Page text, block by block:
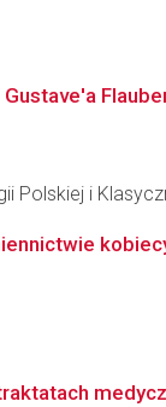
Polskiej i